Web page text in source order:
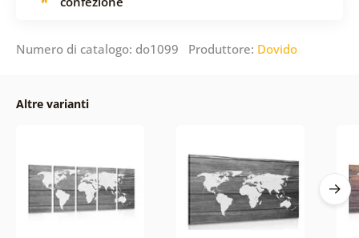
Numero di catalogo: do1099 Produttore: Dovido
Altre varianti